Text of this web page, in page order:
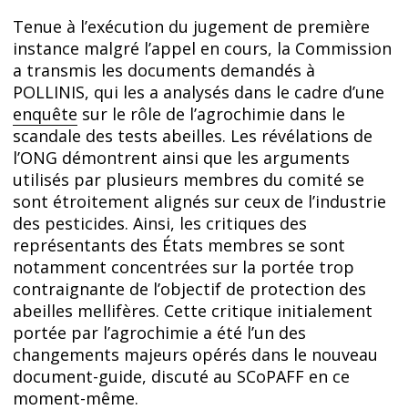
Tenue à l’exécution du jugement de première
instance malgré l’appel en cours, la Commission
a transmis les documents demandés à
POLLINIS, qui les a analysés dans le cadre d’une
enquête sur le rôle de l’agrochimie dans le
scandale des tests abeilles. Les révélations de
l’ONG démontrent ainsi que les arguments
utilisés par plusieurs membres du comité se
sont étroitement alignés sur ceux de l’industrie
des pesticides. Ainsi, les critiques des
représentants des États membres se sont
notamment concentrées sur la portée trop
contraignante de l’objectif de protection des
abeilles mellifères. Cette critique initialement
portée par l’agrochimie a été l’un des
changements majeurs opérés dans le nouveau
document-guide, discuté au SCoPAFF en ce
moment-même.